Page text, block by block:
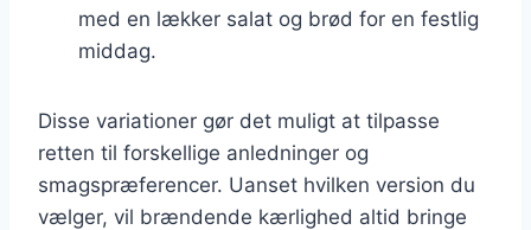
med en lækker salat og brød for en festlig
middag.
Disse variationer gør det muligt at tilpasse
retten til forskellige anledninger og
smagspræferencer. Uanset hvilken version du
vælger, vil brændende kærlighed altid bringe